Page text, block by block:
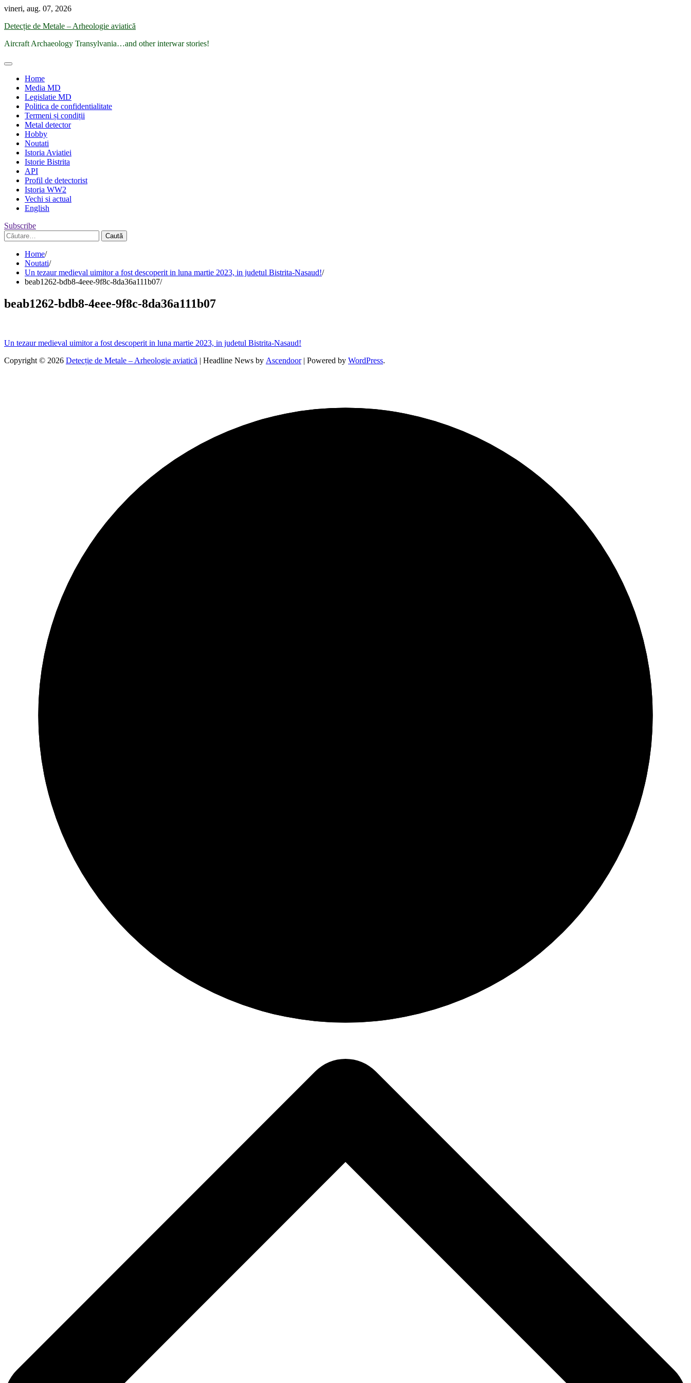
Skip
content
vineri, aug. 07, 2026
Detecție de Metale – Arheologie aviatică
Aircraft Archaeology Transylvania…and other interwar stories!
Home
Media MD
Legislatie MD
Politica de confidentialitate
Termeni și condiții
Metal detector
Hobby
Noutati
Istoria Aviatiei
Istorie Bistrita
API
Profil de detectorist
Istoria WW2
Vechi si actual
English
Subscribe
Caută
după:
Home
Noutati
Un tezaur medieval uimitor a fost descoperit in luna martie 2023, in judetul Bistrita-Nasaud!
beab1262-bdb8-4eee-9f8c-8da36a111b07
beab1262-bdb8-4eee-9f8c-8da36a111b07
Navigare
în
Un tezaur medieval uimitor a fost descoperit in luna martie 2023, in judetul Bistrita-Nasaud!
Copyright © 2026 Detecție de Metale – Arheologie aviatică | Headline News by Ascendoor| Powered by WordPress.